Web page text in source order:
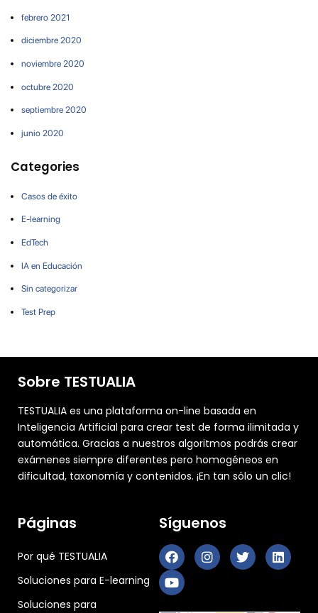
febrero 2021
diciembre 2020
noviembre 2020
octubre 2020
septiembre 2020
junio 2020
Categories
Casos de éxito
E-learning
EdTech
IA en Educación
Sin categorizar
Test Prep
Sobre TESTUALIA
TESTUALIA es una plataforma on-line basada en
Inteligencia Artificial para crear test de forma ilimitada y
automática. Gracias a nuestros algoritmos podrás crear
exámenes siempre diferentes pero homogéneos en
dificultad, taxonomía y contenidos. ¡En tan sólo un clic!
Páginas
Por qué TESTUALIA
Soluciones para E-learning
Soluciones para
Síguenos